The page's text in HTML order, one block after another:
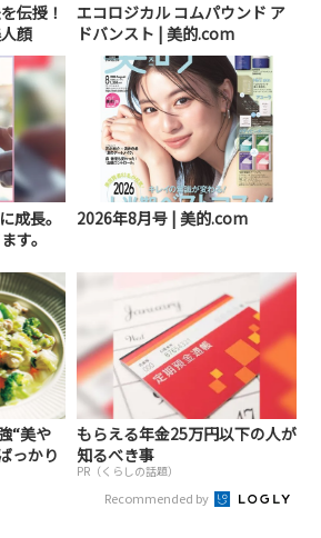
伝授！
顔
エコロジカル コムパウンド ア
ドバンスト | 美的.com
成長。
す。
2026年8月号 | 美的.com
“美や
っかり
もらえる年金25万円以下の人が
知るべき事
PR（くらしの話題）
Recommended by